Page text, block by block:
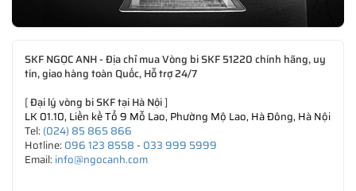
SKF NGỌC ANH - Địa chỉ mua Vòng bi SKF 51220 chính hãng, uy
tín, giao hàng toàn Quốc, Hỗ trợ 24/7
[Đại lý vòng bi SKF tại Hà Nội]
LK 01.10, Liền kề Tổ 9 Mỗ Lao, Phường Mộ Lao, Hà Đông, Hà Nội
Tel: (024) 85 865 866
Hotline: 096 123 8558- 033 999 5999
Email: info@ngocanh.com